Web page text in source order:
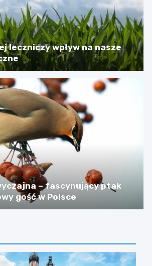
leczniczy wpływ na nasze
– fascynujący ptak
gość w Polsce